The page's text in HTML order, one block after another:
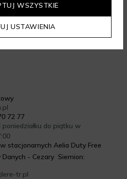
72 77
poniedziałku do piątku w
stacjonarnych Aelia Duty Free
- Cezary Siemion:
tr.pl
USTAWIENIA
WSZYSTKIE